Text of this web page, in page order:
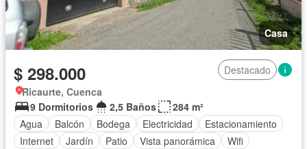
Casa
$ 298.000
Destacado
Ricaurte, Cuenca
9 Dormitorios
2,5 Baños
284 m²
Agua
Balcón Bodega Electricidad
Estacionamiento
Internet
Jardín Patio Vista panorámica
Wifi